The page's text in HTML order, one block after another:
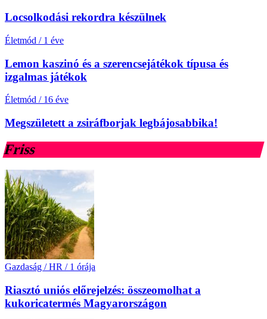
Locsolkodási rekordra készülnek
Életmód / 1 éve
Lemon kaszinó és a szerencsejátékok típusa és
izgalmas játékok
Életmód / 16 éve
Megszületett a zsiráfborjak legbájosabbika!
Friss
Gazdaság / HR / 1 órája
Riasztó uniós előrejelzés: összeomolhat a
kukoricatermés Magyarországon